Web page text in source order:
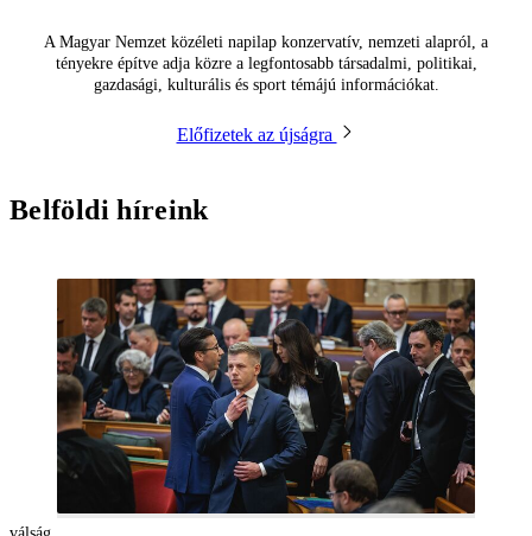
A Magyar Nemzet közéleti napilap konzervatív, nemzeti alapról, a
tényekre építve adja közre a legfontosabb társadalmi, politikai,
gazdasági, kulturális és sport témájú információkat.
Előfizetek az újságra
Belföldi híreink